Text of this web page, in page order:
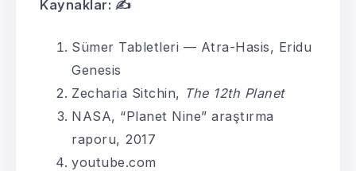
Kaynaklar: ✍️
Sümer Tabletleri — Atra-Hasis, Eridu
Genesis
Zecharia Sitchin, The 12th Planet
NASA, “Planet Nine” araştırma
raporu, 2017
youtube.com